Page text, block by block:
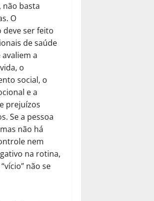
não basta
O
deve ser feito
de saúde
a
o
social, o
e a
prejuízos
Se a pessoa
não há
nem
na rotina,
não se